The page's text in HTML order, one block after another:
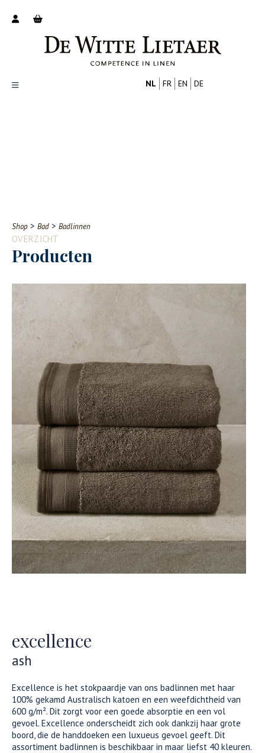
Contact
NL FR EN DE
Shop > Bad > Badlinnen
OVERZICHT
Producten
excellence
ash
Excellence is het stokpaardje van ons badlinnen met haar
100% gekamd Australisch katoen en een weefdichtheid van
600 g/m². Dit zorgt voor een goede absorptie en een vol
gevoel. Excellence onderscheidt zich ook dankzij haar grote
boord, die de handdoeken een luxueus gevoel geeft. Dit
assortiment badlinnen is beschikbaar in maar liefst 40 kleuren.